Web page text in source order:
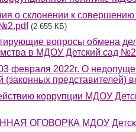
о склонении к
(2 655 КБ)
вопросы обмена
в МДОУ Детский сад
февраля 2022г. О
(законных представителей)
коррупции МДОУ
ОГОВОРКА МДОУ